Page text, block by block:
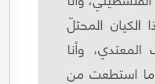
المحتلّ
وأنا
ما استطعت من